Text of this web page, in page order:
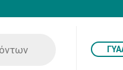
ΔΙΑΤΡΟΦΗΣ